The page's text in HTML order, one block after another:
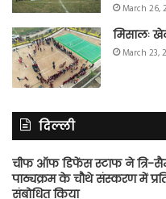
March 26,
मिसालः
March 23,
दिल्ली
चीफ ऑफ डिफेंस स्टाफ ने त्रि-
पाठ्यक्रम के चौथे संस्करण में
संबोधित किया